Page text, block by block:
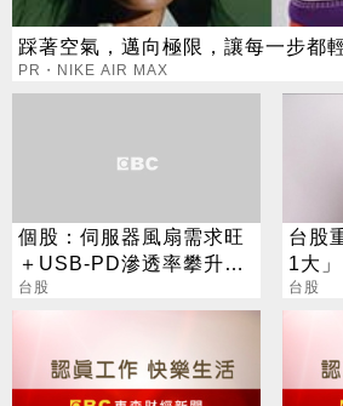
踩著空氣，邁向極限，讓每一步都
PR・NIKE AIR MAX
個股：伺服器風扇需求旺
＋USB-PD滲透率攀升，
偉詮電今年營運重回成長
台股
台股
1大
現了
台股